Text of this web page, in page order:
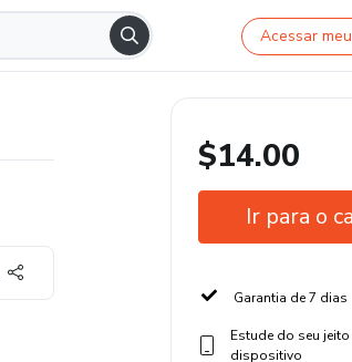
Acessar
$14.00
Ir para o
Garantia de 7 dias
Estude do seu
dispositivo